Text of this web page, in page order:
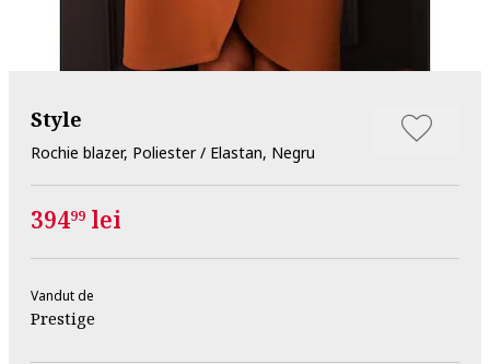
Style
Rochie blazer, Poliester / Elastan, Negru
39499 lei
Vandut de
Prestige